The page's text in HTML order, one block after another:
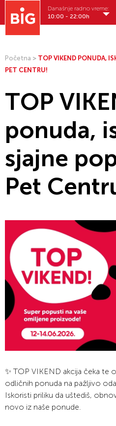
Današnje radno vreme:
10:00 - 22:00h
Početna > TOP VIKEND PONUDA,
PET CENTRU!
TOP
ponuda,
sjajne
Pet
✨ TOP VIKEND akcija čeka te
odličnih ponuda na pažljivo
Iskoristi priliku da uštediš,
novo iz naše ponude.